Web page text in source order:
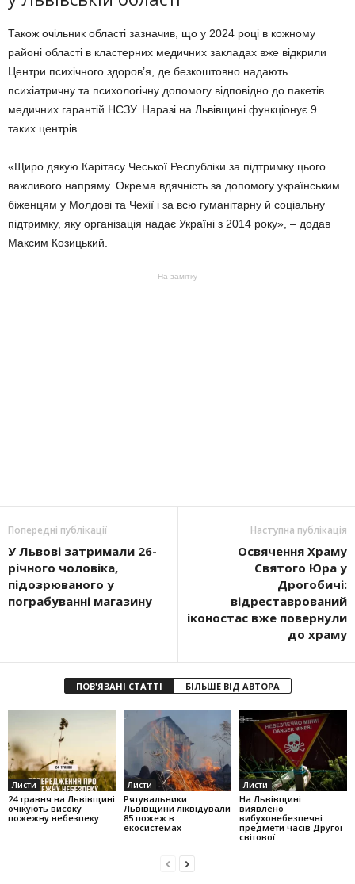
Також очільник області зазначив, що у 2024 році в кожному
районі області в кластерних медичних закладах вже відкрили
Центри психічного здоров’я, де безкоштовно надають
психіатричну та психологічну допомогу відповідно до пакетів
медичних гарантій НСЗУ. Наразі на Львівщині функціонує 9
таких центрів.
«Щиро дякую Карітасу Чеської Республіки за підтримку цього
важливого напряму. Окрема вдячність за допомогу українським
біженцям у Молдові та Чехії і за всю гуманітарну й соціальну
підтримку, яку організація надає Україні з 2014 року», – додав
Максим Козицький.
На замітку
Попередні публікації
У Львові затримали 26-
річного чоловіка,
підозрюваного у
пограбуванні магазину
Наступна публікація
Освячення Храму
Святого Юра у
Дрогобичі:
відреставрований
іконостас вже повернули
до храму
ПОВ'ЯЗАНІ СТАТТІ БІЛЬШЕ ВІД АВТОРА
Листи
24 травня на Львівщині
очікують високу
пожежну небезпеку
Листи
Рятувальники
Львівщини ліквідували
85 пожеж в
екосистемах
Листи
На Львівщині
виявлено
вибухонебезпечні
предмети часів Другої
світової